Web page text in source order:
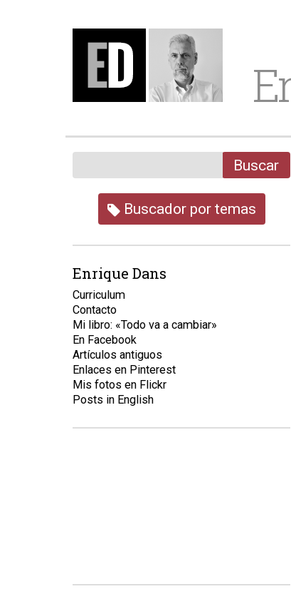
Buscar
Buscador por temas
Enrique Dans
Curriculum
Contacto
Mi libro: «Todo va a cambiar»
En Facebook
Artículos antiguos
Enlaces en Pinterest
Mis fotos en Flickr
Posts in English